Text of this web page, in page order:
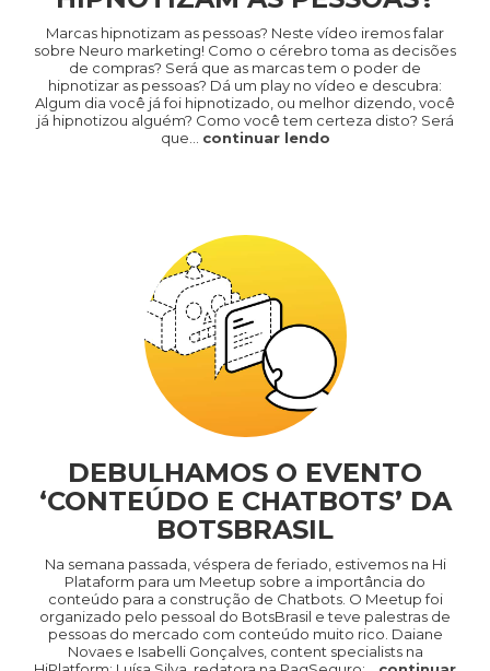
Marcas hipnotizam as pessoas? Neste vídeo iremos falar
sobre Neuro marketing! Como o cérebro toma as decisões
de compras? Será que as marcas tem o poder de
hipnotizar as pessoas? Dá um play no vídeo e descubra:
Algum dia você já foi hipnotizado, ou melhor dizendo, você
já hipnotizou alguém? Como você tem certeza disto? Será
que… continuar lendo
DEBULHAMOS O EVENTO
‘CONTEÚDO E CHATBOTS’ DA
BOTSBRASIL
Na semana passada, véspera de feriado, estivemos na Hi
Plataform para um Meetup sobre a importância do
conteúdo para a construção de Chatbots. O Meetup foi
organizado pelo pessoal do BotsBrasil e teve palestras de
pessoas do mercado com conteúdo muito rico. Daiane
Novaes e Isabelli Gonçalves, content specialists na